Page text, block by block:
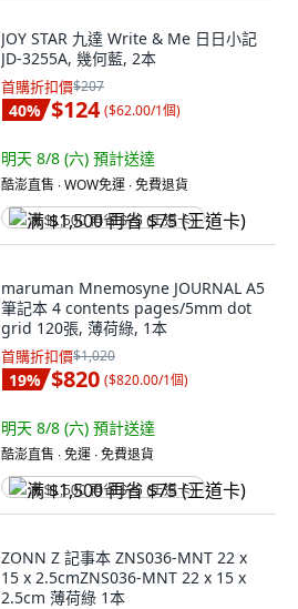
JOY STAR 九達 Write & Me 日日小記
JD-3255A, 幾何藍, 2本
首購折扣價$207
40% $124 ($62.00/1個)
明天 8/8 (六) 預計送達
酷澎直售 ∙ WOW免運 ∙ 免費退貨
满 $1,500 再省 $75 (王道卡)
maruman Mnemosyne JOURNAL A5
筆記本 4 contents pages/5mm dot
grid 120張, 薄荷綠, 1本
首購折扣價$1,020
19% $820 ($820.00/1個)
明天 8/8 (六) 預計送達
酷澎直售 ∙ 免運 ∙ 免費退貨
满 $1,500 再省 $75 (王道卡)
ZONN Z 記事本 ZNS036-MNT 22 x
15 x 2.5cmZNS036-MNT 22 x 15 x
2.5cm 薄荷綠 1本